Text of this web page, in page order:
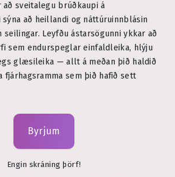
að sveitalegu brúðkaupi á
sýna að heillandi og náttúruinnblásin
seilingar. Leyfðu ástarsögunni ykkar að
sem endurspeglar einfaldleika, hlýju
glæsileika — allt á meðan þið haldið
fjárhagsramma sem þið hafið sett
Byrjum
Engin skráning þörf!